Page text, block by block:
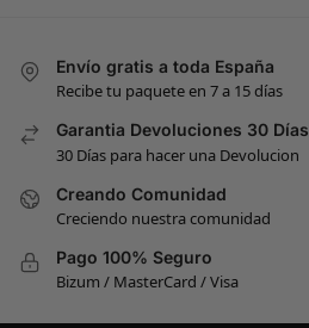
Envío gratis a toda España
Recibe tu paquete en 7 a 15 días
Garantia Devoluciones 30 Días
30 Días para hacer una Devolucion
Creando Comunidad
Creciendo nuestra comunidad
Pago 100% Seguro
Bizum / MasterCard / Visa